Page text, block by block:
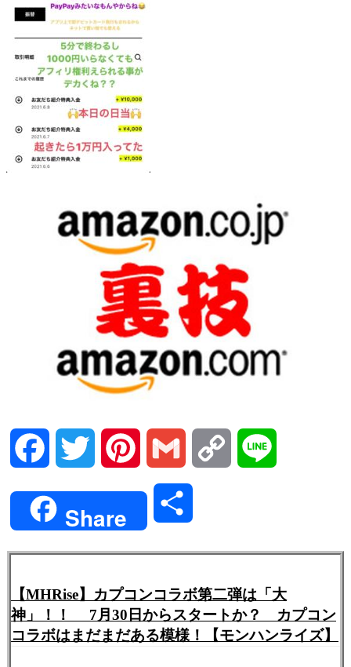
Facebook Twitter Pinterest Gmail Copy
Share
【MHRise】カプコンコラボ第二弾は「大
神」！！ 7月30日からスタートか？ カプコン
コラボはまだまだある模様！【モンハンライズ】